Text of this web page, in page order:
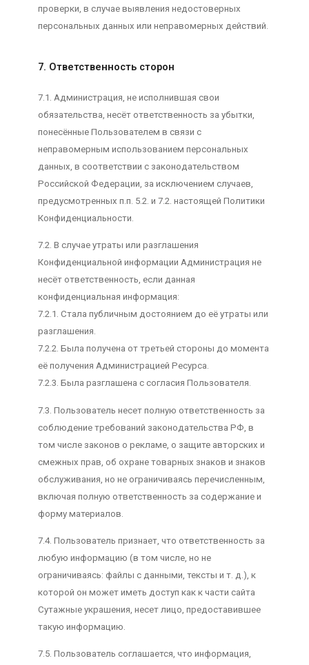
проверки, в случае выявления недостоверных
персональных данных или неправомерных действий.
7. Ответственность сторон
7.1. Администрация, не исполнившая свои
обязательства, несёт ответственность за убытки,
понесённые Пользователем в связи с
неправомерным использованием персональных
данных, в соответствии с законодательством
Российской Федерации, за исключением случаев,
предусмотренных п.п. 5.2. и 7.2. настоящей Политики
Конфиденциальности.
7.2. В случае утраты или разглашения
Конфиденциальной информации Администрация не
несёт ответственность, если данная
конфиденциальная информация:
7.2.1. Стала публичным достоянием до её утраты или
разглашения.
7.2.2. Была получена от третьей стороны до момента
её получения Администрацией Ресурса.
7.2.3. Была разглашена с согласия Пользователя.
7.3. Пользователь несет полную ответственность за
соблюдение требований законодательства РФ, в
том числе законов о рекламе, о защите авторских и
смежных прав, об охране товарных знаков и знаков
обслуживания, но не ограничиваясь перечисленным,
включая полную ответственность за содержание и
форму материалов.
7.4. Пользователь признает, что ответственность за
любую информацию (в том числе, но не
ограничиваясь: файлы с данными, тексты и т. д.), к
которой он может иметь доступ как к части сайта
Сутажные украшения, несет лицо, предоставившее
такую информацию.
7.5. Пользователь соглашается, что информация,